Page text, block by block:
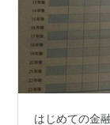
はじめての金